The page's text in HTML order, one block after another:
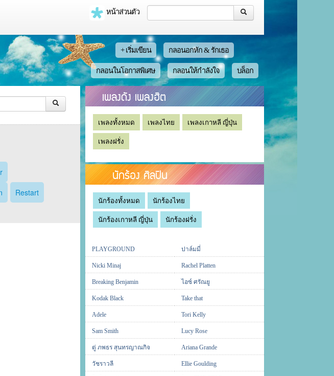
หน้าส่วนตัว
+ เริ่มเขียน กลอนอกหัก & รักเธอ
กลอนในโอกาสพิเศษ กลอนให้กำลังใจ บล็อก
Restart
เพลงดัง เพลงฮิต
เพลงทั้งหมด เพลงไทย เพลงเกาหลี ญี่ปุ่น
เพลงฝรั่ง
นักร้อง ศิลปิน
นักร้องทั้งหมด นักร้องไทย
นักร้องเกาหลี ญี่ปุ่น นักร้องฝรั่ง
PLAYGROUND ปาล์มมี่
Nicki Minaj Rachel Platten
Breaking Benjamin ไอซ์ ศรัณยู
Kodak Black Take that
Adele Tori Kelly
Sam Smith Lucy Rose
ตู่ ภพธร สุนทรญาณกิจ Ariana Grande
วัชราวลี Ellie Goulding